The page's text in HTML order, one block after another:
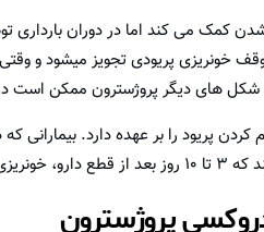
شدن کمک می کند اما در دوران
خونریزی پریودی تجویز میشود و
شکل های دیگر پروژسترون ممکن است
کردن پریود را بر عهده دارد. بیمارانی
داشت.
پروژسترون